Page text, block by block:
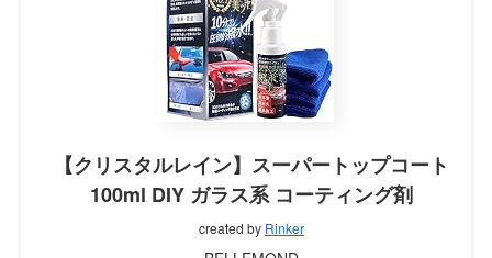
【クリスタルレイン】スーパートップコート
100ml DIY ガラス系 コーティング剤
created by Rinker